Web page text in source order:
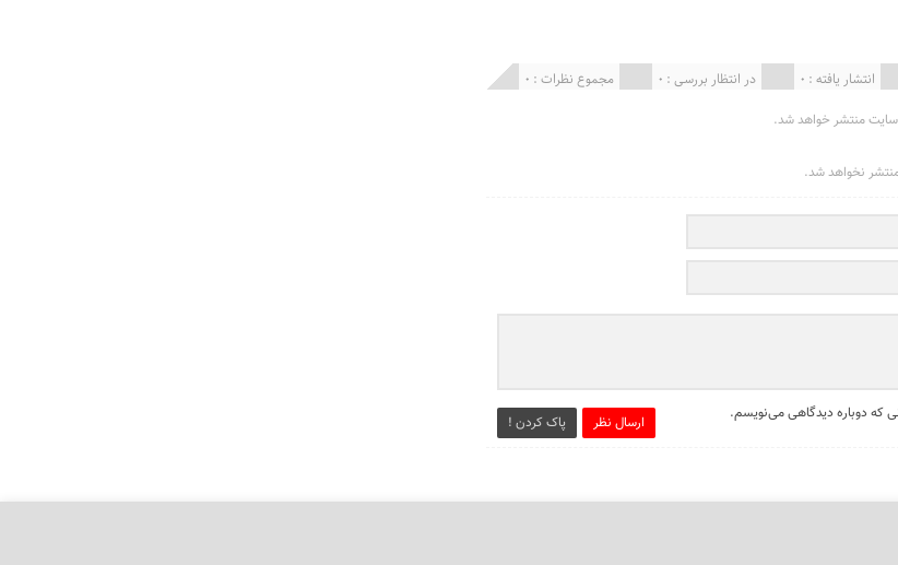
مجموع نظرات : 0 در انتظار بررسی : 0 انتشار یافته : 0
سایت منتشر خواهد شد.
منتشر نخواهد شد.
ارسال نظر پاک کردن ! که دوباره دیدگاهی می‌نویسم.